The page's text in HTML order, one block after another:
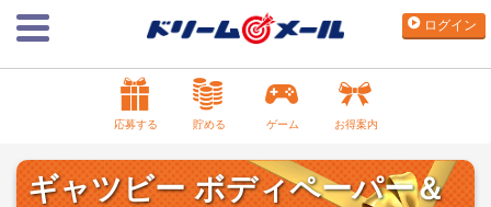
ログイン
応募する 貯める ゲーム お得案内
ギャツビー ボディペーパー＆